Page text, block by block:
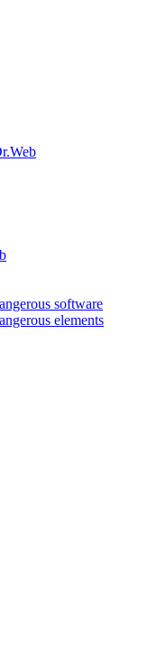
software
elements